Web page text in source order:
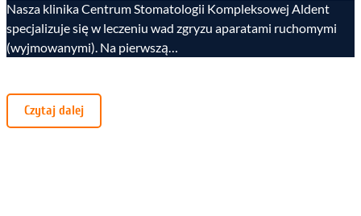
Nasza klinika Centrum Stomatologii Kompleksowej Aldent
specjalizuje się w leczeniu wad zgryzu aparatami ruchomymi
(wyjmowanymi). Na pierwszą…
Czytaj dalej